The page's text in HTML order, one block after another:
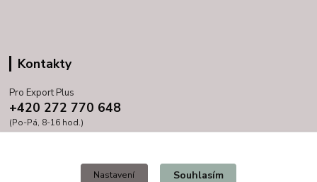
Kontakty
Pro Export Plus
+420 272 770 648
(Po-Pá, 8-16 hod.)
Nastavení Souhlasím